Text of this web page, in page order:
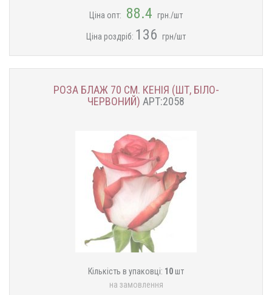
Ціна опт: 88.4 грн./шт
Ціна роздріб: 136 грн/шт
РОЗА БЛАЖ 70 СМ. КЕНІЯ (ШТ, БІЛО-
ЧЕРВОНИЙ) АРТ:2058
Кількість в упаковці: 10 шт
на замовлення